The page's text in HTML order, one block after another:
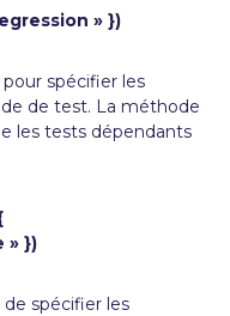
» })
pour spécifier les
de test. La méthode
les tests dépendants
» })
spécifier les